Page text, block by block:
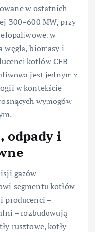
w ostatnich
300–600 MW, przy
w
węgla, biomasy i
kotłów CFB
jest jednym z
w kontekście
wymogów
odpady i
gazów
segmentu kotłów
producenci –
– rozbudowują
rusztowe, kotły